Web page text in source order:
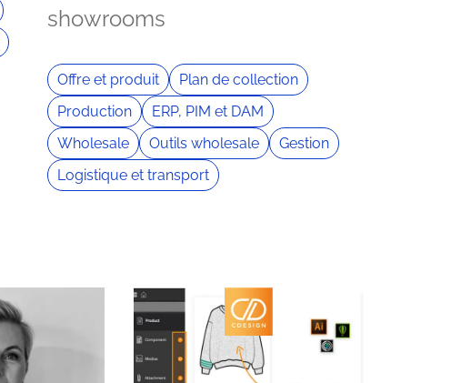
showrooms
Offre et produit
Plan de collection
Production
ERP, PIM et DAM
Wholesale
Outils wholesale
Gestion
Logistique et transport